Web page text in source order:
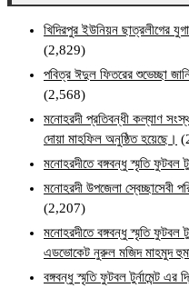
খিদিরপুর ইউনিয়ন ছাত্রলীগের
(2,829)
পবিত্র ঈদুল ফিতরের শুভেচ্ছা
(2,568)
মনোহরদী প্রতিবন্ধী কল্যাণ
দোয়া মাহফিল অনুষ্ঠিত হয়েছে।
মনোহরদীতে বঙ্গবন্ধু স্মৃতি ফুটবল
মনোহরদী উপজেলা স্বেচ্ছাসেবী
(2,207)
মনোহরদীতে বঙ্গবন্ধু স্মৃতি ফুটবল
এডভোকেট নুরুল মজিদ মাহমুদ
বঙ্গবন্ধু স্মৃতি ফুটবল টুর্নামেন্ট